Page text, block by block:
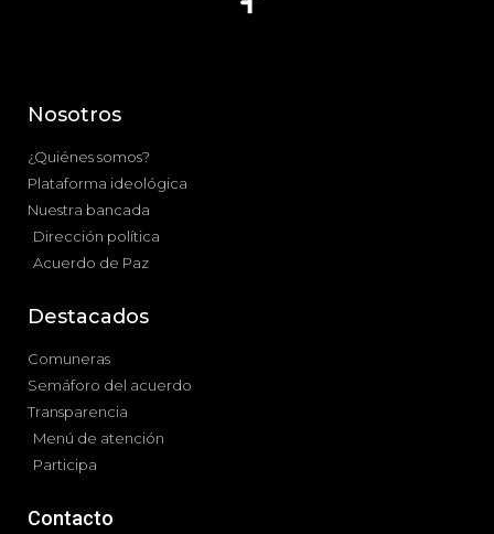
Nosotros
¿Quiénes somos?
Plataforma ideológica
Nuestra bancada
Dirección política
Acuerdo de Paz
Destacados
Comuneras
Semáforo del acuerdo
Transparencia
Menú de atención
Participa
Contacto